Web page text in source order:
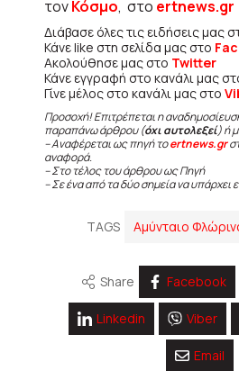
τονΚόσμο, στο ertnews.gr
Διάβασε όλες τις ειδήσεις μας
Κάνε like στη σελίδα μας στο
Ακολούθησε μας στο Twitter
Κάνε εγγραφή στο κανάλι μας
Γίνε μέλος στο κανάλι μας στο
Προσοχή! Επιτρέπεται η
παραπάνω άρθρου (όχι αυτολεξεί) ή
– Αναφέρεται ως πηγή τοertnews.gr
αναφορά.
– Στο τέλος του άρθρου ως Πηγή
– Σε ένα από τα δύο σημεία να υπάρχει
TAGS Αμύνταιο
Share Facebook
Linkedin Viber
Email